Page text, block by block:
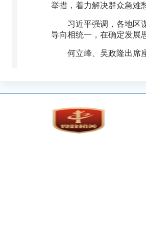
举措，着力解决群众急难
习近平强调，各地区
导向相统一，在确定发展
何立峰、吴政隆出席